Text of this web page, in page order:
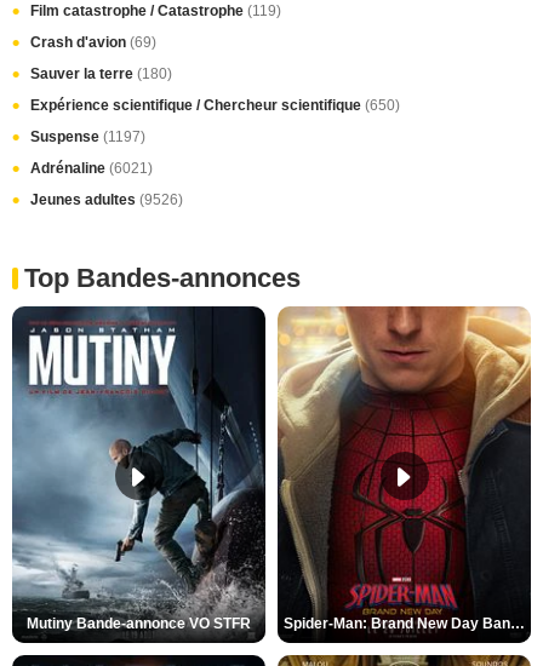
Film catastrophe / Catastrophe (119)
Crash d'avion (69)
Sauver la terre (180)
Expérience scientifique / Chercheur scientifique (650)
Suspense (1197)
Adrénaline (6021)
Jeunes adultes (9526)
Top Bandes-annonces
Mutiny Bande-annonce VO STFR Spider-Man: Brand New Day Bande-annonce VO STFR